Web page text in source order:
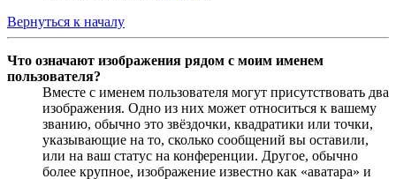
Вернуться к началу
Что означают изображения рядом с моим именем
пользователя?
Вместе с именем пользователя могут присутствовать два
изображения. Одно из них может относиться к вашему
званию, обычно это звёздочки, квадратики или точки,
указывающие на то, сколько сообщений вы оставили,
или на ваш статус на конференции. Другое, обычно
более крупное, изображение известно как «аватара» и